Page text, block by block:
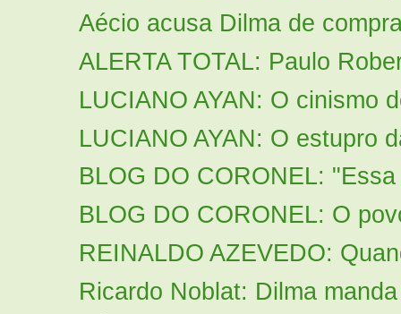
Aécio acusa Dilma de
ALERTA TOTAL: Paulo
LUCIANO AYAN: O cinismo
LUCIANO AYAN: O estupro
BLOG DO CORONEL:
BLOG DO CORONEL: O
REINALDO AZEVEDO:
Ricardo Noblat: Dilma